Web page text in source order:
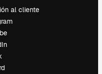
al cliente